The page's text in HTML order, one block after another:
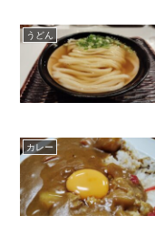
うどん
カレー